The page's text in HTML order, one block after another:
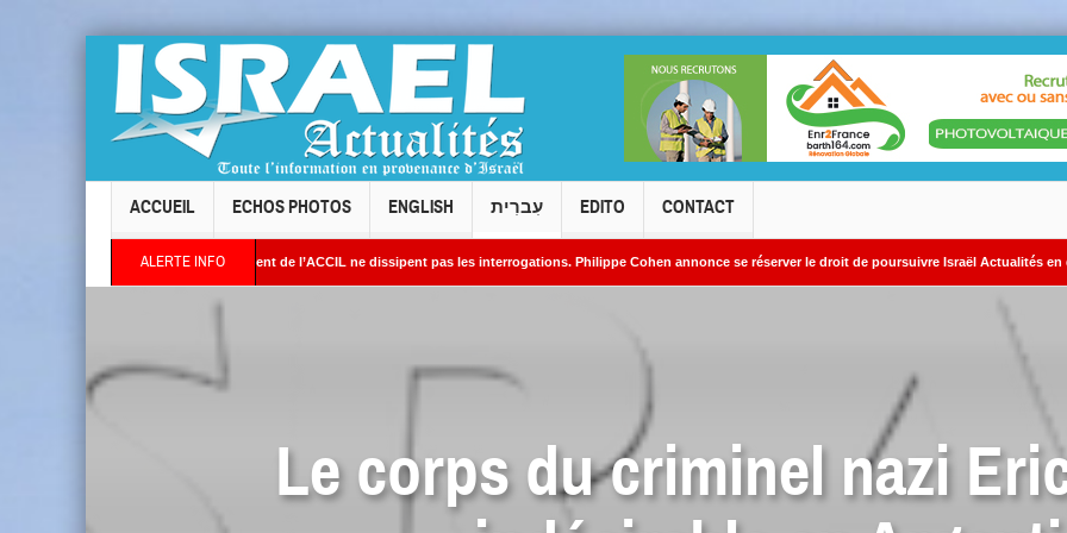
ACCUEIL ECHOS PHOTOS ENGLISH עִברִית EDITO CONTACT
ALERTE INFO
: les réponses du président de l’ACCIL ne dissipent pas les interrogations. Philippe Cohen annonce se réserver le droit de poursuivre Israël Actualités en diffamation.
images satellites révèlent une activité jugée « inquiétante » sur des sites nucléaires iraniens
Le corps du criminel nazi